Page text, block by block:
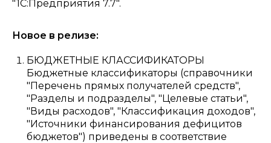
"1С:Предприятия 7.7".
Новое в релизе:
БЮДЖЕТНЫЕ КЛАССИФИКАТОРЫ
Бюджетные классификаторы (справочники
"Перечень прямых получателей средств",
"Разделы и подразделы", "Целевые статьи",
"Виды расходов", "Классификация доходов",
"Источники финансирования дефицитов
бюджетов") приведены в соответствие